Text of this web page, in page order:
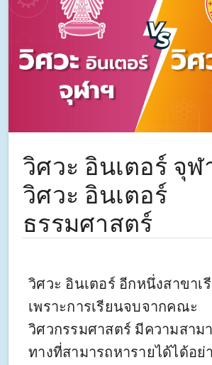
วิศวะ อินเตอร์ จุฬ
วิศวะ อินเตอร์
ธรรมศาสตร์
วิศวะ อินเตอร์ อีกหนึ่งสาขา
เพราะการเรียนจบจากคณะ
วิศวกรรมศาสตร์ มีความสาม
ทางที่สามารถหารายได้ได้อย่